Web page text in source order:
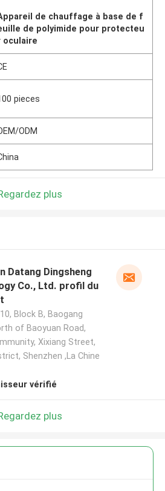
de chauffage à base de f
de polyimide pour protecteu
oculaire
pieces
ODM
plus
Datang Dingsheng
Co., Ltd. profil du
Block B, Baogang
of Baoyuan Road,
Xixiang Street,
Shenzhen ,La Chine
vérifié
plus